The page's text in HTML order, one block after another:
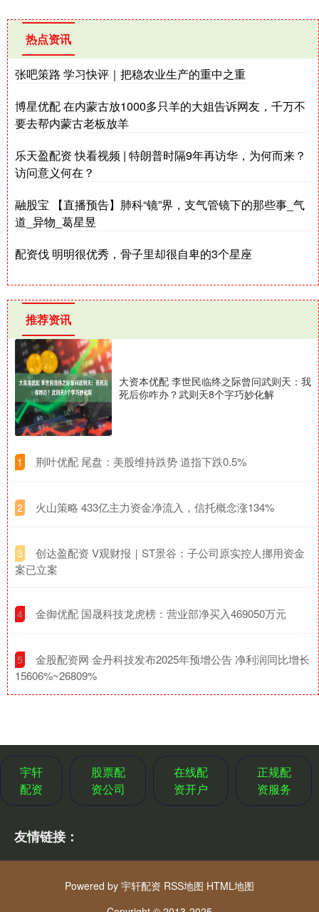
热点资讯
张吧策路 学习快评｜把稳农业生产的重中之重
博星优配 在内蒙古放1000多只羊的大姐告诉网友，千万不
要去帮内蒙古老板放羊
乐天盈配资 快看视频 | 特朗普时隔9年再访华，为何而来？
访问意义何在？
融股宝 【直播预告】肺科“镜”界，支气管镜下的那些事_气
道_异物_葛星昱
配资伐 明明很优秀，骨子里却很自卑的3个星座
推荐资讯
大资本优配 李世民临终之际曾问武则天：我
死后你咋办？武则天8个字巧妙化解
1 ​荆叶优配 尾盘：美股维持跌势 道指下跌0.5%
2 ​火山策略 433亿主力资金净流入，信托概念涨134%
3
​创达盈配资 V观财报｜ST景谷：子公司原实控人挪用资金
案已立案
4 ​金御优配 国晟科技龙虎榜：营业部净买入469050万元
5
​金股配资网 金丹科技发布2025年预增公告 净利润同比增长
15606%~26809%
宇轩
配资
股票配
资公司
在线配
资开户
正规配
资服务
友情链接：
Powered by 宇轩配资 RSS地图 HTML地图